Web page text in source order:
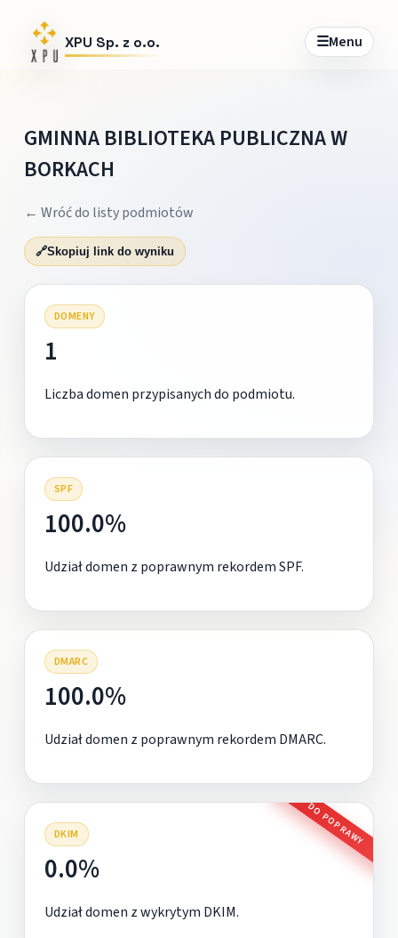
XPU Sp. z o.o. ☰Menu
GMINNA BIBLIOTEKA PUBLICZNA W
BORKACH
← Wróć do listy podmiotów
🔗Skopiuj link do wyniku
DOMENY
1
Liczba domen przypisanych do podmiotu.
SPF
100.0%
Udział domen z poprawnym rekordem SPF.
DMARC
100.0%
Udział domen z poprawnym rekordem DMARC.
DKIM DO POPRAWY
0.0%
Udział domen z wykrytym DKIM.